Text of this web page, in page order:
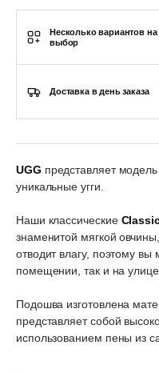
Несколько вариантов на
выбор
Доставка в день заказа
UGG представляет модель
уникальные угги.
Наши классические
знаменитой мягкой
отводит влагу, поэтому вы
помещении, так и на
Подошва изготовлена
представляет собой
использованием пены из